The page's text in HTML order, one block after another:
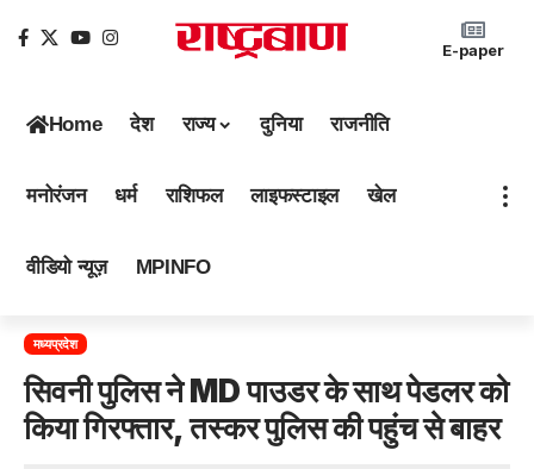
E-paper
Home देश राज्य दुनिया राजनीति
मनोरंजन धर्म राशिफल लाइफस्टाइल खेल
वीडियो न्यूज़ MPINFO
मध्यप्रदेश
सिवनी पुलिस ने MD पाउडर के साथ पेडलर को
किया गिरफ्तार, तस्कर पुलिस की पहुंच से बाहर